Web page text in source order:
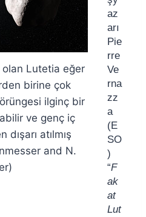
olan Lutetia eğer
birine çok
ilginç bir
ve genç iç
dışarı atılmış
and N.
az
arı
Pie
rre
Ve
rna
zz
a
(E
SO
)
“F
ak
at
Lut